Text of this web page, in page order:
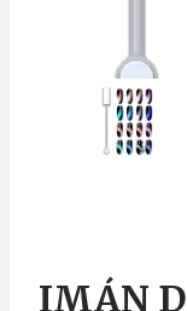
IMÁN